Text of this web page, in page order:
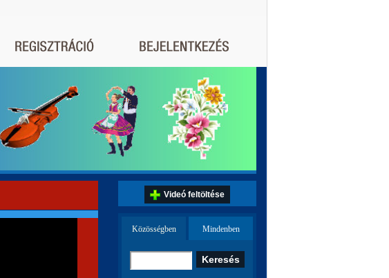
Videó feltöltése
Közösségben Mindenben